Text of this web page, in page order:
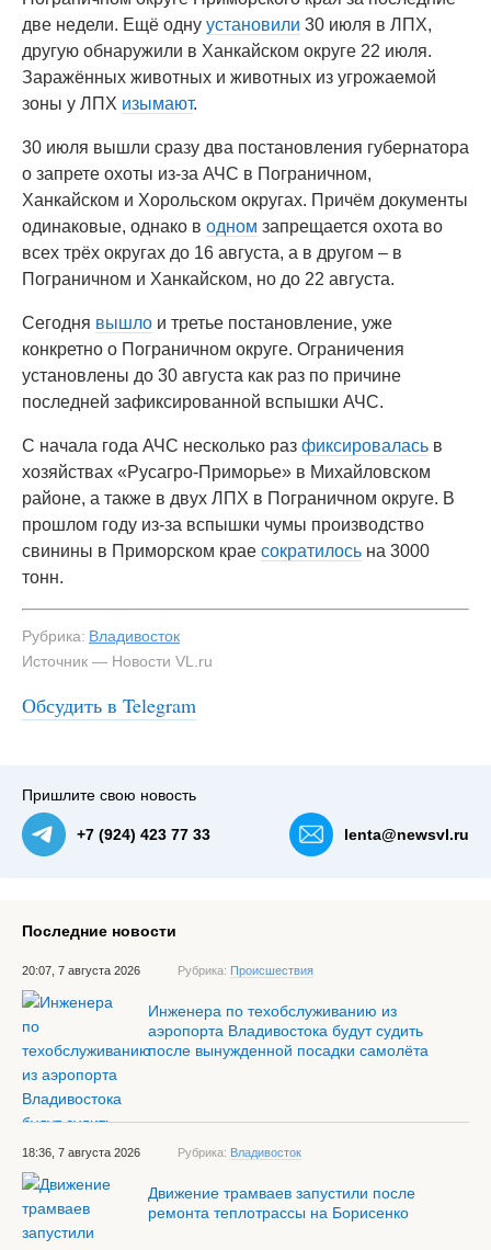
две недели. Ещё одну установили 30 июля в ЛПХ,
другую обнаружили в Ханкайском округе 22 июля.
Заражённых животных и животных из угрожаемой
зоны у ЛПХ изымают.
30 июля вышли сразу два постановления губернатора
о запрете охоты из-за АЧС в Пограничном,
Ханкайском и Хорольском округах. Причём документы
одинаковые, однако в одном запрещается охота во
всех трёх округах до 16 августа, а в другом – в
Пограничном и Ханкайском, но до 22 августа.
Сегодня вышло и третье постановление, уже
конкретно о Пограничном округе. Ограничения
установлены до 30 августа как раз по причине
последней зафиксированной вспышки АЧС.
С начала года АЧС несколько раз фиксировалась в
хозяйствах «Русагро-Приморье» в Михайловском
районе, а также в двух ЛПХ в Пограничном округе. В
прошлом году из-за вспышки чумы производство
свинины в Приморском крае сократилось на 3000
тонн.
Рубрика: Владивосток
Источник — Новости VL.ru
Обсудить в Telegram
Пришлите свою новость
+7 (924) 423 77 33 lenta@newsvl.ru
Последние новости
20:07, 7 августа 2026 Рубрика: Происшествия
Инженера по техобслуживанию из
аэропорта Владивостока будут судить
после вынужденной посадки самолёта
18:36, 7 августа 2026 Рубрика: Владивосток
Движение трамваев запустили после
ремонта теплотрассы на Борисенко